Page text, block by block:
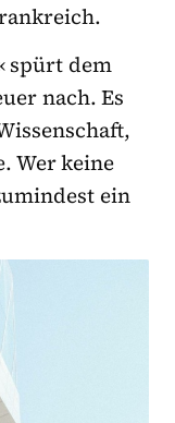
spürt dem
nach. Es
Wer keine
ein